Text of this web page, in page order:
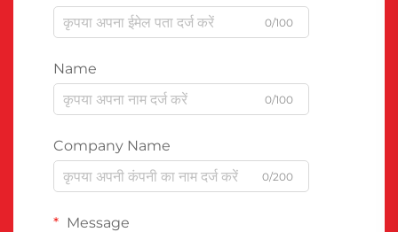
0/100
Name
0/100
Company Name
0/200
Message